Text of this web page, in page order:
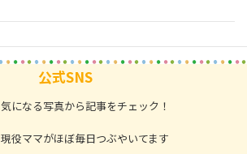
公式SNS
気になる写真から記事をチェック！
現役ママがほぼ毎日つぶやいてます